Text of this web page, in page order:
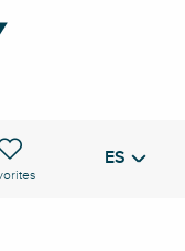
Voir les favoris ES